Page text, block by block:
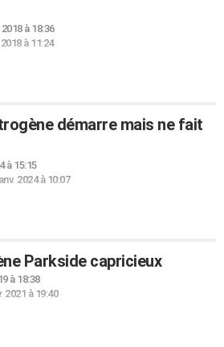
à 18:36
à 11:24
démarre mais ne fait
à 15:15
2024 à 10:07
Parkside capricieux
à 18:38
2021 à 19:40